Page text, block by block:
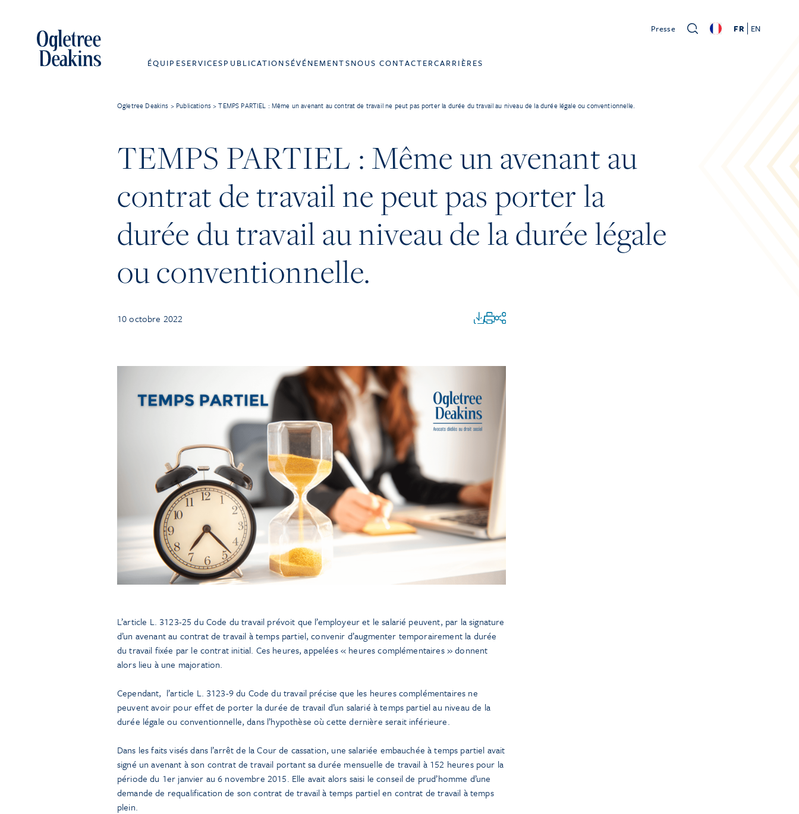
Presse FR EN
ÉQUIPESERVICESPUBLICATIONSÉVÉNEMENTSNOUS CONTACTERCARRIÈRES
Ogletree Deakins > Publications >TEMPS PARTIEL : Même un avenant au contrat de travail ne peut pas porter la durée du travail au niveau de la durée légale ou conventionnelle.
TEMPS PARTIEL : Même un avenant au
contrat de travail ne peut pas porter la
durée du travail au niveau de la durée légale
ou conventionnelle.
10 octobre 2022
L’article L. 3123-25 du Code du travail prévoit que l’employeur et le salarié peuvent, par la signature
d’un avenant au contrat de travail à temps partiel, convenir d’augmenter temporairement la durée
du travail fixée par le contrat initial. Ces heures, appelées « heures complémentaires » donnent
alors lieu à une majoration.
Cependant, l’article L. 3123-9 du Code du travail précise que les heures complémentaires ne
peuvent avoir pour effet de porter la durée de travail d’un salarié à temps partiel au niveau de la
durée légale ou conventionnelle, dans l’hypothèse où cette dernière serait inférieure.
Dans les faits visés dans l’arrêt de la Cour de cassation, une salariée embauchée à temps partiel avait
signé un avenant à son contrat de travail portant sa durée mensuelle de travail à 152 heures pour la
période du 1er janvier au 6 novembre 2015. Elle avait alors saisi le conseil de prud’homme d’une
demande de requalification de son contrat de travail à temps partiel en contrat de travail à temps
plein.